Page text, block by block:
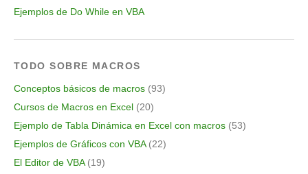
Ejemplos de Do While en VBA
TODO SOBRE MACROS
Conceptos básicos de macros (93)
Cursos de Macros en Excel (20)
Ejemplo de Tabla Dinámica en Excel con macros (53)
Ejemplos de Gráficos con VBA(22)
El Editor de VBA(19)